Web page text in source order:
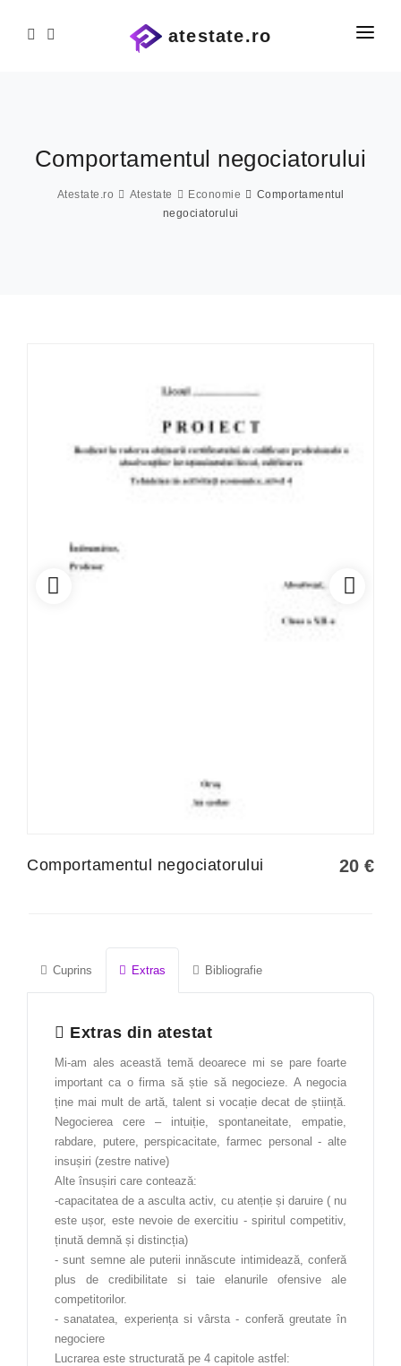
atestate.ro
Construcții, instalații și lucrări publice
Economia intreprinderii
Estetica și igiena corpului omenesc
Gastronomie
Limba engleză
Limba franceză
Limba germană
Limba italiană
Management
Managementul calității
Marketing
Materiale de construcții
Materii prime și materiale
Mecanică
Muzică
Organizator banqueting
Comportamentul negociatorului
Atestate.ro Atestate Economie
Comportamentul
negociatorului
Comportamentul negociatorului 20 €
Cuprins Extras Bibliografie
Extras din atestat
Mi-am ales această temă deoarece mi se pare foarte
important ca o firma să știe să negocieze. A negocia
ține mai mult de artă, talent si vocație decat de știință.
Negocierea cere – intuiție, spontaneitate, empatie,
rabdare, putere, perspicacitate, farmec personal - alte
insușiri (zestre native)
Alte însușiri care contează:
-capacitatea de a asculta activ, cu atenție și daruire ( nu
este ușor, este nevoie de exercitiu - spiritul competitiv,
ținută demnă și distincția)
- sunt semne ale puterii innăscute intimidează, conferă
plus de credibilitate si taie elanurile ofensive ale
competitorilor.
- sanatatea, experiența si vârsta - conferă greutate în
negociere
Lucrarea este structurată pe 4 capitole astfel: